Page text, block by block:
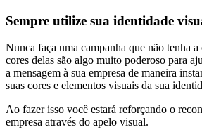
Sempre utilize sua identidade
Nunca faça uma campanha que não tenha a
cores delas são algo muito poderoso para
a mensagem à sua empresa de maneira
suas cores e elementos visuais da sua
Ao fazer isso você estará reforçando o
empresa através do apelo visual.